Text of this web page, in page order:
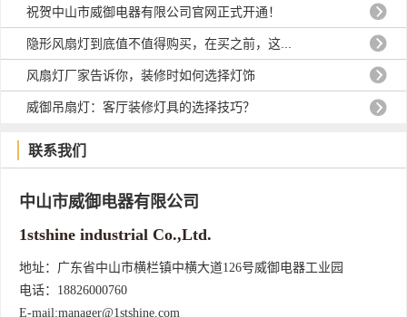
祝贺中山市威御电器有限公司官网正式开通！
隐形风扇灯到底值不值得购买，在买之前，这...
风扇灯厂家告诉你，装修时如何选择灯饰
威御吊扇灯：客厅装修灯具的选择技巧？
联系我们
中山市威御电器有限公司
1stshine industrial Co.,Ltd.
地址：广东省中山市横栏镇中横大道126号威御电器工业园
电话：18826000760
E-mail:manager@1stshine.com